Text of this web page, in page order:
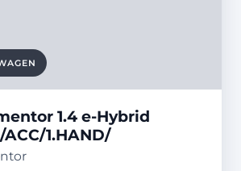
1.4 e-Hybrid
1.HAND/